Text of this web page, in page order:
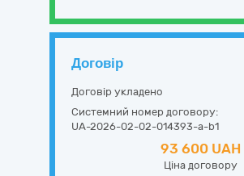
Договір
Договір укладено
Системний номер договору:
UA-2026-02-02-014393-a-b1
93 600 UAH
Ціна договору